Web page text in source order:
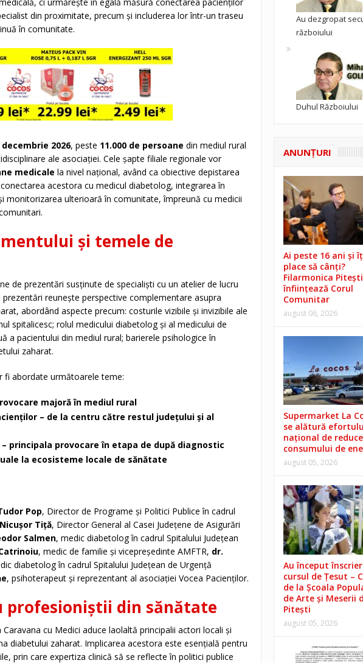
din proximitate, precum și includerea lor într-un traseu
în comunitate.
2026, peste 11.000 de persoane din mediul rural
ale asociației. Cele șapte filiale regionale vor
medicale la nivel național, având ca obiective depistarea
acestora cu medicul diabetolog, integrarea în
monitorizarea ulterioară în comunitate, împreună cu medicii
și temele de
de prezentări susținute de specialiști cu un atelier de lucru
reunește perspective complementare asupra
abordând aspecte precum: costurile vizibile și invizibile ale
spitalicesc; rolul medicului diabetolog și al medicului de
a pacientului din mediul rural; barierele psihologice în
zaharat.
fi abordate următoarele teme:
majoră în mediul rural
– de la centru către restul județului și al
– principala provocare în etapa de după diagnostic
la ecosisteme locale de sănătate
Pop, Director de Programe și Politici Publice în cadrul
Nicușor Tiță, Director General al Casei Județene de Asigurări
Salmen, medic diabetolog în cadrul Spitalului Județean
, medic de familie și vicepreședinte AMFTR, dr.
diabetolog în cadrul Spitalului Județean de Urgență
, psihoterapeut și reprezentant al asociației Vocea Pacienților.
din sănătate
cu Medici aduce laolaltă principalii actori locali și
diabetului zaharat. Implicarea acestora este esențială pentru
prin care expertiza clinică să se reflecte în politici publice
Au dezgropat
războiului
Duhul Războiului
ANUNŢURI
Ai peste 16 ani și
place să cânți?
Filarmonica Pitești
înființează Corul
Comunitar
august 06, 2026
Supermarket La
se alătură
național de
consumului de
august 05, 2026
Au început
cursul de Țesut –
de la Școala
de Arte și Meserii
Pitești
august 05, 2026